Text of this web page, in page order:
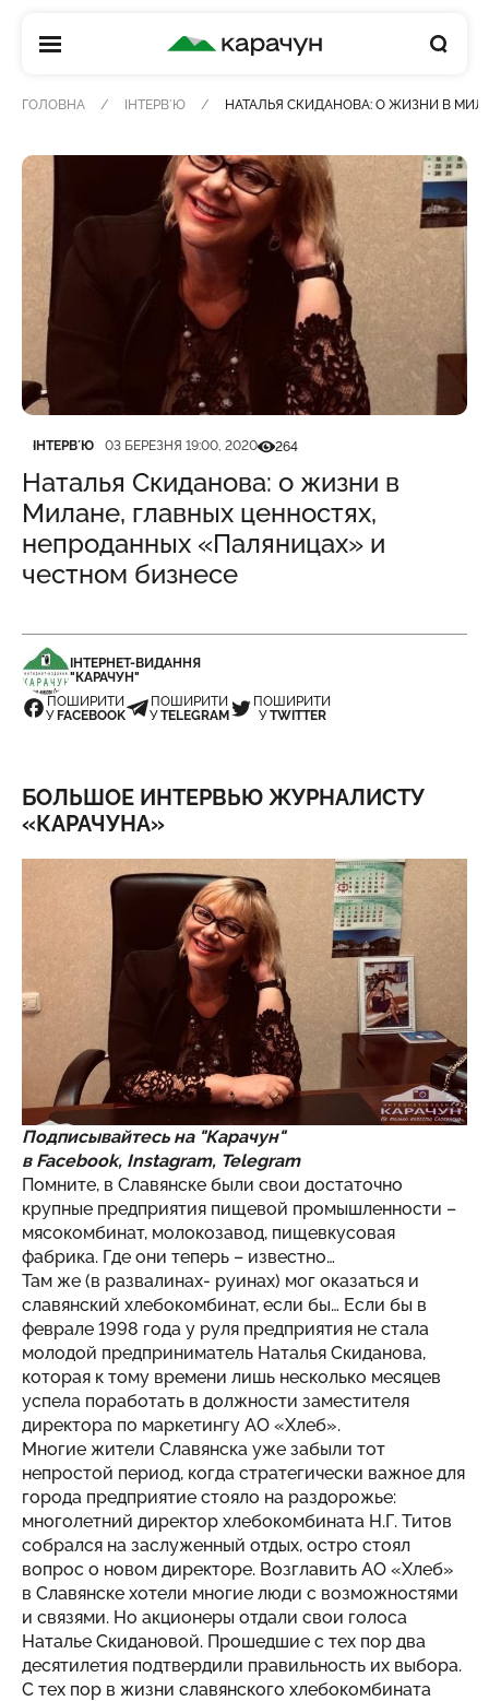
КАРАЧУН
ГОЛОВНА ІНТЕРВʼЮ НАТАЛЬЯ СКИДАНОВА: О ЖИЗНИ В
Категорія
ІНТЕРВʼЮ
Дата публікації03 БЕРЕЗНЯ 19:00, 2020Кількість переглядів
264
Наталья Скиданова: о жизни в
Милане, главных ценностях,
непроданных «Паляницах» и
честном бизнесе
ІНТЕРНЕТ-ВИДАННЯ
"КАРАЧУН"
ПОШИРИТИ
У FACEBOOK
ПОШИРИТИ
УTELEGRAM
ПОШИРИТИ
УTWITTER
БОЛЬШОЕ ИНТЕРВЬЮ ЖУРНАЛИСТУ
«КАРАЧУНА»
Подписывайтесь на "Карачун"
в Facebook, Instagram, Telegram
Помните, в Славянске были свои достаточно
крупные предприятия пищевой промышленности –
мясокомбинат, молокозавод, пищевкусовая
фабрика. Где они теперь – известно…
Там же (в развалинах- руинах) мог оказаться и
славянский хлебокомбинат, если бы… Если бы в
феврале 1998 года у руля предприятия не стала
молодой предприниматель Наталья Скиданова,
которая к тому времени лишь несколько месяцев
успела поработать в должности заместителя
директора по маркетингу АО «Хлеб».
Многие жители Славянска уже забыли тот
непростой период, когда стратегически важное для
города предприятие стояло на раздорожье:
многолетний директор хлебокомбината Н.Г. Титов
собрался на заслуженный отдых, остро стоял
вопрос о новом директоре. Возглавить АО «Хлеб»
в Славянске хотели многие люди с возможностями
и связями. Но акционеры отдали свои голоса
Наталье Скидановой. Прошедшие с тех пор два
десятилетия подтвердили правильность их выбора.
С тех пор в жизни славянского хлебокомбината